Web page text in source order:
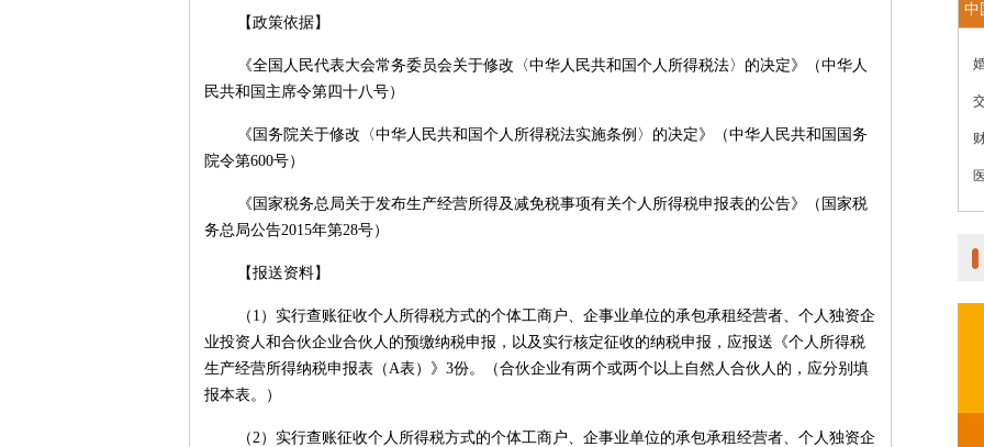
【政策依据】
《全国人民代表大会常务委员会关于修改〈中华人民共和国个人所得税法〉的决定》（中华人
民共和国主席令第四十八号）
《国务院关于修改〈中华人民共和国个人所得税法实施条例〉的决定》（中华人民共和国国务
院令第600号）
《国家税务总局关于发布生产经营所得及减免税事项有关个人所得税申报表的公告》（国家税
务总局公告2015年第28号）
【报送资料】
（1）实行查账征收个人所得税方式的个体工商户、企事业单位的承包承租经营者、个人独资企
业投资人和合伙企业合伙人的预缴纳税申报，以及实行核定征收的纳税申报，应报送《个人所得税
生产经营所得纳税申报表（A表）》3份。（合伙企业有两个或两个以上自然人合伙人的，应分别填
报本表。）
（2）实行查账征收个人所得税方式的个体工商户、企事业单位的承包承租经营者、个人独资企
中